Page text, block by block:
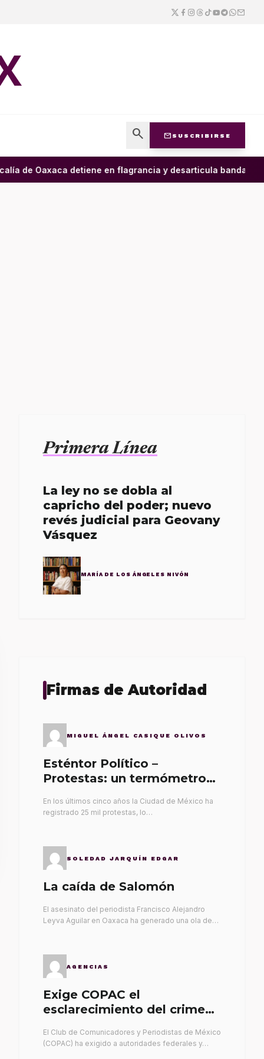
search mail SUSCRIBIRSE
de Oaxaca detiene en flagrancia y desarticula banda
Primera Línea
La ley no se dobla al
capricho del poder; nuevo
revés judicial para Geovany
Vásquez
MARÍA DE LOS ÁNGELES NIVÓN
Firmas de Autoridad
MIGUEL ÁNGEL CASIQUE OLIVOS
Esténtor Político –
Protestas: un termómetro
En los últimos cinco años la Ciudad de México ha
registrado 25 mil protestas, lo…
SOLEDAD JARQUÍN EDGAR
La caída de Salomón
El asesinato del periodista Francisco Alejandro
Leyva Aguilar en Oaxaca ha generado una ola de…
AGENCIAS
Exige COPAC el
esclarecimiento del crimen
El Club de Comunicadores y Periodistas de México
(COPAC) ha exigido a autoridades federales y…